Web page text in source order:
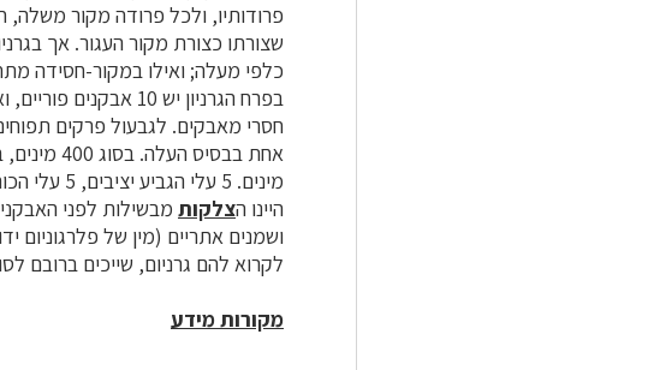
פרודותיו, ולכל פרודה מקור משלה,
שצורתו כצורת מקור העגור. אך
כלפי מעלה; ואילו במקור-חסידה
חסרי מאבקים. לגבעול פרקים
אחת בבסיס העלה. בסוג 400 מינים, בארץ 8, מתוכם 6 הם חד-שנתיים. במשפחת ה
מינים. 5 עלי הגביע יציבים, 5 עלי הכותרת נשירים. מספר האבקנים 5 או כפולה של 5. הפרח הוא
היינו הצלקות מבשילות לפני
ושמנים אתריים (מין של פלרגוניום
לקרוא להם גרניום, שייכים ברובם
מקורות מידע